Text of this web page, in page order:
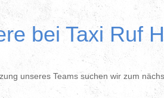
bei Taxi Ruf
unseres Teams suchen wir zum